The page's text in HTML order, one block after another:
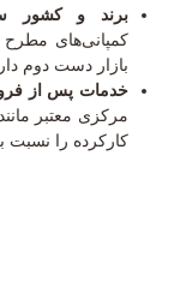
برند و کشور
کمپانی‌های مطرح
بازار دست دوم
خدمات پس از
مرکزی معتبر
کارکرده را نسبت